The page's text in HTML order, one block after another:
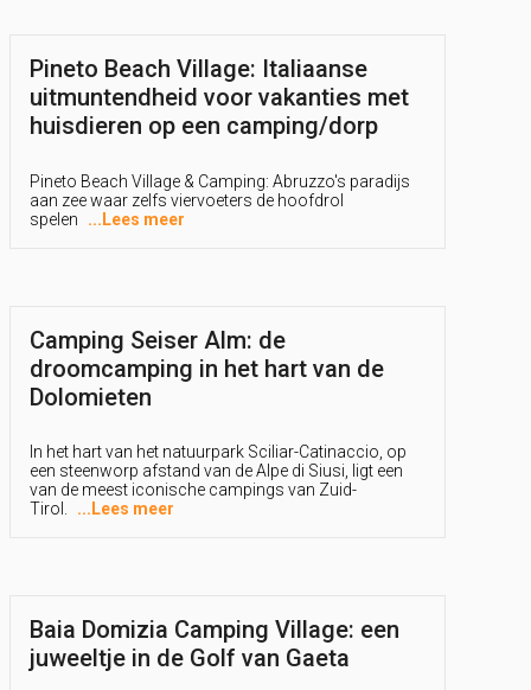
Pineto Beach Village: Italiaanse
uitmuntendheid voor vakanties met
huisdieren op een camping/dorp
Pineto Beach Village & Camping: Abruzzo's paradijs
aan zee waar zelfs viervoeters de hoofdrol
spelen
... Lees meer
Camping Seiser Alm: de
droomcamping in het hart van de
Dolomieten
In het hart van het natuurpark Sciliar-Catinaccio, op
een steenworp afstand van de Alpe di Siusi, ligt een
van de meest iconische campings van Zuid-
Tirol.
... Lees meer
Baia Domizia Camping Village: een
juweeltje in de Golf van Gaeta